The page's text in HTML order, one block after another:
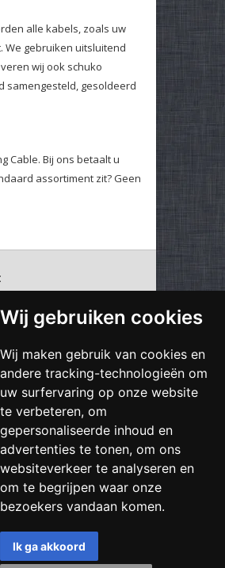
Wij gebruiken cookies
Wij maken gebruik van cookies en
andere tracking-technologieën om
uw surfervaring op onze website
te verbeteren, om
gepersonaliseerde inhoud en
advertenties te tonen, om ons
websiteverkeer te analyseren en
om te begrijpen waar onze
bezoekers vandaan komen.
Ik ga akkoord
alle kabels, zoals uw
We gebruiken uitsluitend
wij ook schuko
samengesteld, gesoldeerd
Cable. Bij ons betaalt u
assortiment zit? Geen